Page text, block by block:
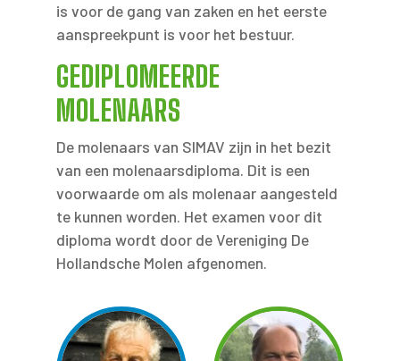
is voor de gang van zaken en het eerste
aanspreekpunt is voor het bestuur.
GEDIPLOMEERDE
MOLENAARS
De molenaars van SIMAV zijn in het bezit
van een molenaarsdiploma. Dit is een
voorwaarde om als molenaar aangesteld
te kunnen worden. Het examen voor dit
diploma wordt door de Vereniging De
Hollandsche Molen afgenomen.